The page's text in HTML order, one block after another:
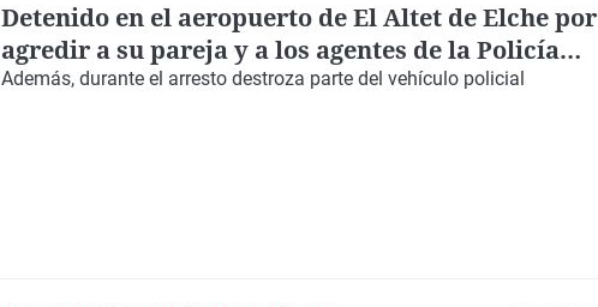
Detenido en el aeropuerto de El Altet de Elche por
agredir a su pareja y a los agentes de la Policía
Local que actuaron
Además, durante el arresto destroza parte del vehículo policial